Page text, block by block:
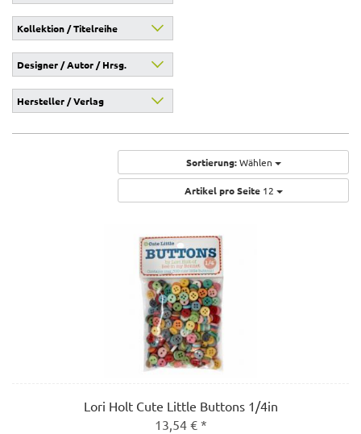
Kollektion / Titelreihe
Designer / Autor / Hrsg.
Hersteller / Verlag
Sortierung: Wählen
Artikel pro Seite 12
Lori Holt Cute Little Buttons 1/4in
13,54 € *